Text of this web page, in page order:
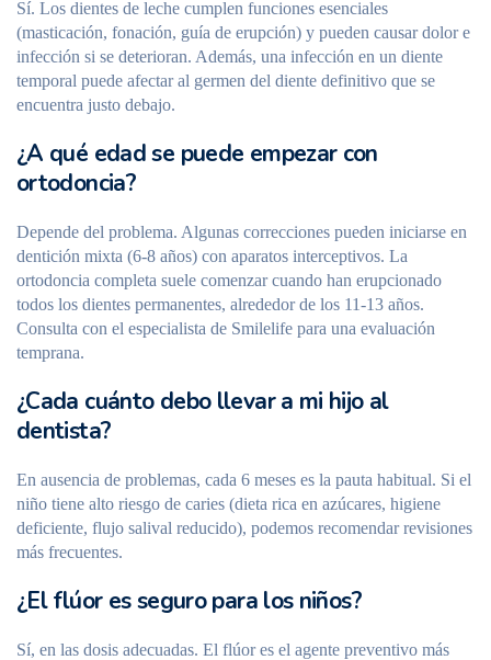
Sí. Los dientes de leche cumplen funciones esenciales
(masticación, fonación, guía de erupción) y pueden causar dolor e
infección si se deterioran. Además, una infección en un diente
temporal puede afectar al germen del diente definitivo que se
encuentra justo debajo.
¿A qué edad se puede empezar con
ortodoncia?
Depende del problema. Algunas correcciones pueden iniciarse en
dentición mixta (6-8 años) con aparatos interceptivos. La
ortodoncia completa suele comenzar cuando han erupcionado
todos los dientes permanentes, alrededor de los 11-13 años.
Consulta con el especialista de Smilelife para una evaluación
temprana.
¿Cada cuánto debo llevar a mi hijo al
dentista?
En ausencia de problemas, cada 6 meses es la pauta habitual. Si el
niño tiene alto riesgo de caries (dieta rica en azúcares, higiene
deficiente, flujo salival reducido), podemos recomendar revisiones
más frecuentes.
¿El flúor es seguro para los niños?
Sí, en las dosis adecuadas. El flúor es el agente preventivo más